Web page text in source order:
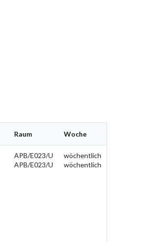
Raum Woche
APB/E023/U
APB/E023/U
wöchentlich
wöchentlich